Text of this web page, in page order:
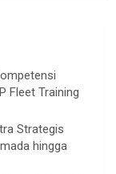
Fleet Training
Strategis
hingga